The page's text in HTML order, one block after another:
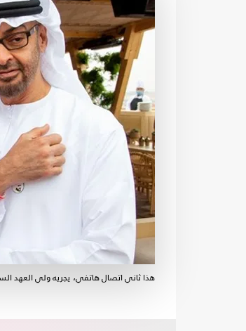
هذا ثاني اتصال هاتفي، يجريه ولي العهد